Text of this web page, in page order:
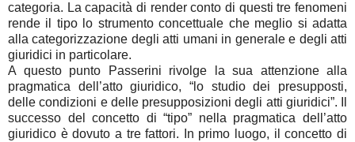
categoria. La capacità di render conto di questi tre fenomeni
rende il tipo lo strumento concettuale che meglio si adatta
alla categorizzazione degli atti umani in generale e degli atti
giuridici in particolare.
A questo punto Passerini rivolge la sua attenzione alla
pragmatica dell’atto giuridico, “lo studio dei presupposti,
delle condizioni e delle presupposizioni degli atti giuridici”. Il
successo del concetto di “tipo” nella pragmatica dell’atto
giuridico è dovuto a tre fattori. In primo luogo, il concetto di